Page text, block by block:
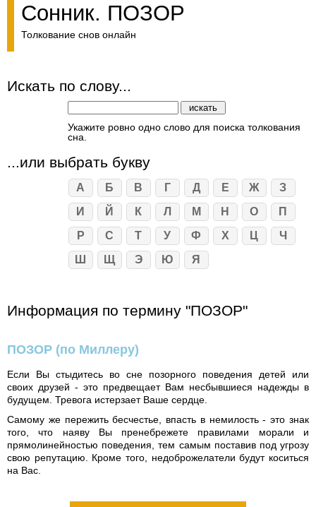
Сонник. ПОЗОР
Толкование снов онлайн
Искать по слову...
Укажите ровно одно слово для поиска толкования
сна.
...или выбрать букву
А Б В Г Д Е Ж
З
И
Й К Л М Н О
П
Р
С Т У Ф Х Ц
Ч
Ш
Щ Э Ю Я
Информация по термину "ПОЗОР"
ПОЗОР (по Миллеру)
Если Вы стыдитесь во сне позорного поведения детей или
своих друзей - это предвещает Вам несбывшиеся надежды в
будущем. Тревога истерзает Ваше сердце.
Самому же пережить бесчестье, впасть в немилость - это знак
того, что наяву Вы пренебрежете правилами морали и
прямолинейностью поведения, тем самым поставив под угрозу
свою репутацию. Кроме того, недоброжелатели будут коситься
на Вас.